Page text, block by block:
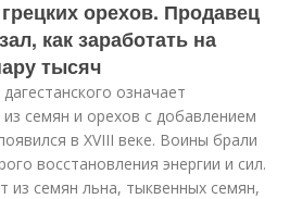
орехов. Продавец
как заработать на
тысяч
означает
семян и орехов с добавлением
в XVIII веке. Воины брали
восстановления энергии и сил.
семян льна, тыквенных семян,